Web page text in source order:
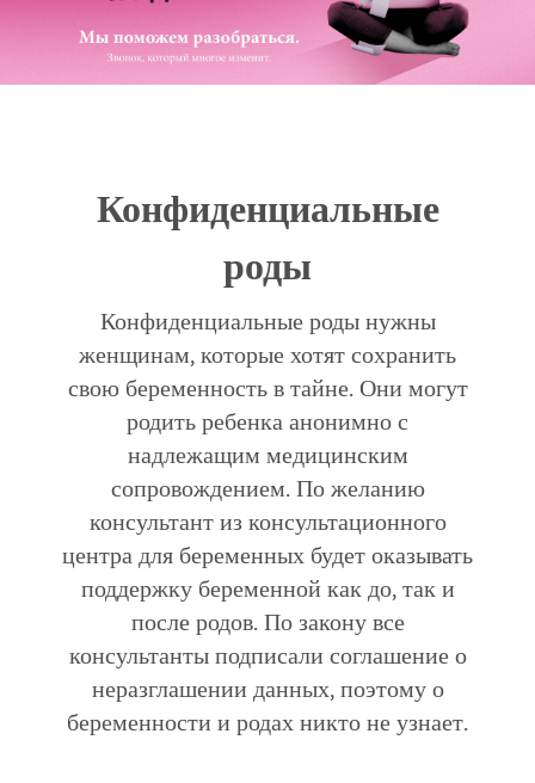
Конфиденциальные
роды
Конфиденциальные роды нужны
женщинам, которые хотят сохранить
свою беременность в тайне. Они могут
родить ребенка анонимно с
надлежащим медицинским
сопровождением. По желанию
консультант из консультационного
центра для беременных будет оказывать
поддержку беременной как до, так и
после родов. По закону все
консультанты подписали соглашение о
неразглашении данных, поэтому о
беременности и родах никто не узнает.